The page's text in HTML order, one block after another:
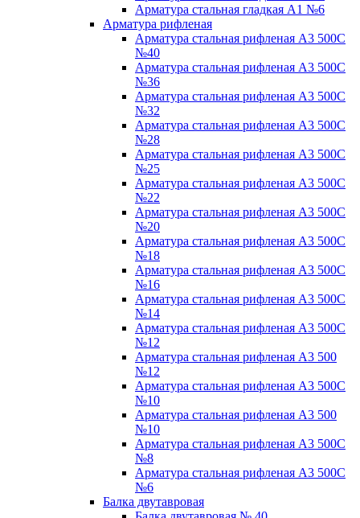
Арматура стальная гладкая А1 №6
Арматура рифленая
Арматура стальная рифленая А3 500С
№40
Арматура стальная рифленая А3 500С
№36
Арматура стальная рифленая А3 500С
№32
Арматура стальная рифленая А3 500С
№28
Арматура стальная рифленая А3 500С
№25
Арматура стальная рифленая А3 500С
№22
Арматура стальная рифленая А3 500С
№20
Арматура стальная рифленая А3 500С
№18
Арматура стальная рифленая А3 500С
№16
Арматура стальная рифленая А3 500С
№14
Арматура стальная рифленая А3 500С
№12
Арматура стальная рифленая А3 500
№12
Арматура стальная рифленая А3 500С
№10
Арматура стальная рифленая А3 500
№10
Арматура стальная рифленая А3 500С
№8
Арматура стальная рифленая А3 500С
№6
Балка двутавровая